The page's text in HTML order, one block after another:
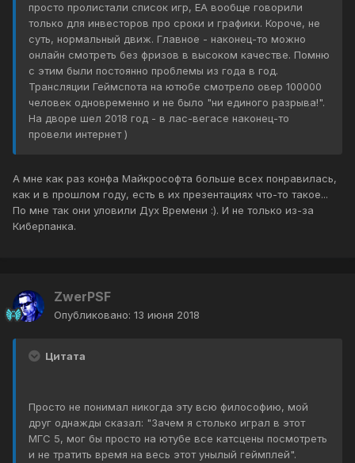
просто пролистали список игр, ЕА вообще говорили
только для инвесторов про сроки и графики. Короче, не
суть, нормальный движ. Главное - наконец-то можно
онлайн смотреть без фризов в высоком качестве. Помню
с этим были постоянно проблемы из года в год.
Трансляции Геймспота на ютюбе смотрело овер 100000
человек одновременно и не было "ни единого разрыва!".
На дворе шел 2018 год - в лас-вегасе наконец-то
провели интернет )
А мне как раз конфа Майкрософта больше всех понравилась,
как и в прошлом году, есть в их презентациях что-то такое...
По мне так они уловили Дух Времени :). И не только из-за
Киберпанка.
ZwerPSF
Опубликовано: 13 июня 2018
Цитата
Просто не понимал никогда эту всю философию, мой
друг однажды сказал: "Зачем я столько играл в этот
МГС 5, мог бы просто на ютубе все катсцены посмотреть
и не тратить время на весь этот унылый геймплей".